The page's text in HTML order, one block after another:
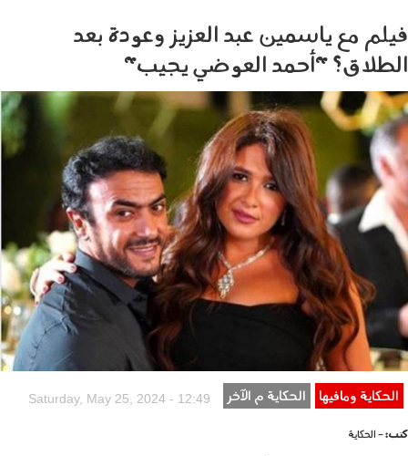
فيلم مع ياسمين عبد العزيز وعودة بعد
الطلاق؟ "أحمد العوضي يجيب"
2505_004.jpg
الحكاية ومافيها الحكاية م الآخر Saturday, May 25, 2024 - 12:49
كتب:- الحكاية